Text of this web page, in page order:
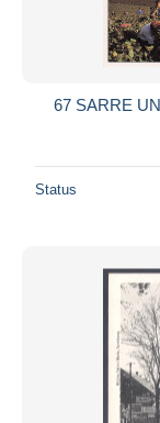
67 SARRE
Status